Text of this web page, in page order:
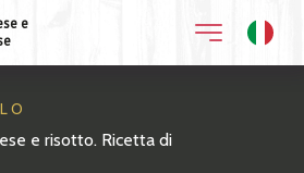
e
e risotto. Ricetta di